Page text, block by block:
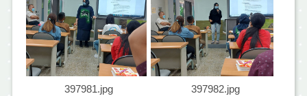
397981.jpg 397982.jpg